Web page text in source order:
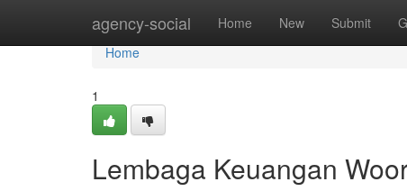
agency-social Home New Submit
Home
Home
1
Lembaga Keuangan